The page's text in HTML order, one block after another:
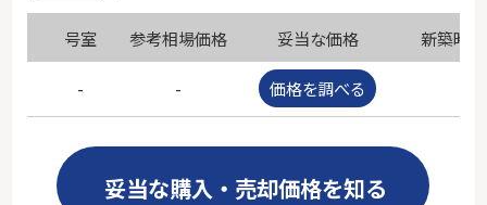
号室 参考相場価格 妥当な価格 新築時
- - 価格を調べる
妥当な購入・売却価格を知る